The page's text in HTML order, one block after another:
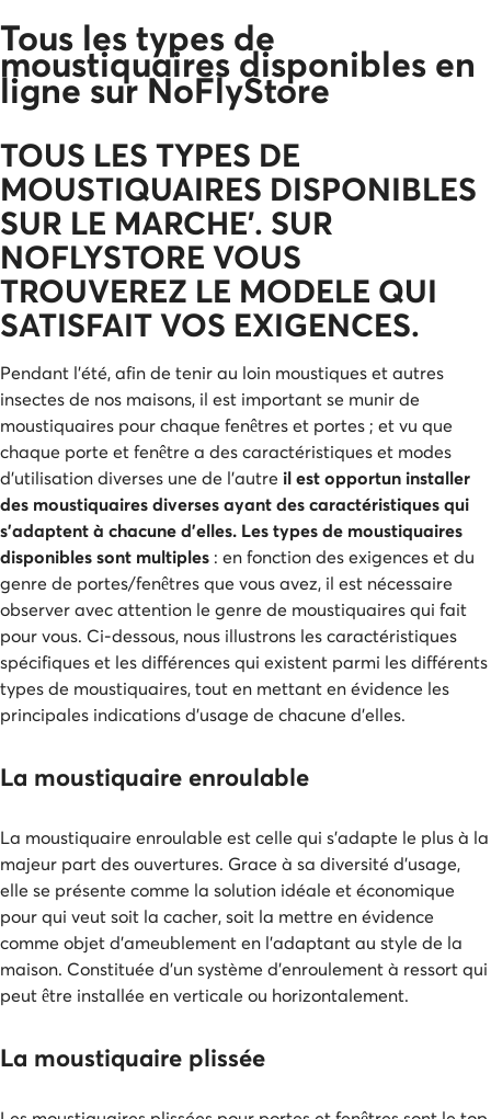
Tous les types de
moustiquaires disponibles en
ligne sur NoFlyStore
TOUS LES TYPES DE
MOUSTIQUAIRES DISPONIBLES
SUR LE MARCHE’. SUR
NOFLYSTORE VOUS
TROUVEREZ LE MODELE QUI
SATISFAIT VOS EXIGENCES.
Pendant l’été, afin de tenir au loin moustiques et autres
insectes de nos maisons, il est important se munir de
moustiquaires pour chaque fenêtres et portes ; et vu que
chaque porte et fenêtre a des caractéristiques et modes
d’utilisation diverses une de l’autre il est opportun installer
des moustiquaires diverses ayant des caractéristiques qui
s’adaptent à chacune d’elles. Les types de moustiquaires
disponibles sont multiples : en fonction des exigences et du
genre de portes/fenêtres que vous avez, il est nécessaire
observer avec attention le genre de moustiquaires qui fait
pour vous. Ci-dessous, nous illustrons les caractéristiques
spécifiques et les différences qui existent parmi les différents
types de moustiquaires, tout en mettant en évidence les
principales indications d’usage de chacune d’elles.
La moustiquaire enroulable
La moustiquaire enroulable est celle qui s’adapte le plus à la
majeur part des ouvertures. Grace à sa diversité d’usage,
elle se présente comme la solution idéale et économique
pour qui veut soit la cacher, soit la mettre en évidence
comme objet d’ameublement en l’adaptant au style de la
maison. Constituée d’un système d’enroulement à ressort qui
peut être installée en verticale ou horizontalement.
La moustiquaire plissée